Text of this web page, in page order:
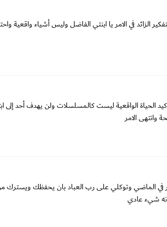
الزائد في الامر يا ابنتي الفاضل وليس أشياء
الحياة الواقعية ليست كالمسلسلات ولن يهدف
وانتهى الامر
في الماضي وتوكلي على رب العباد بان يحفظك
شيء عادي